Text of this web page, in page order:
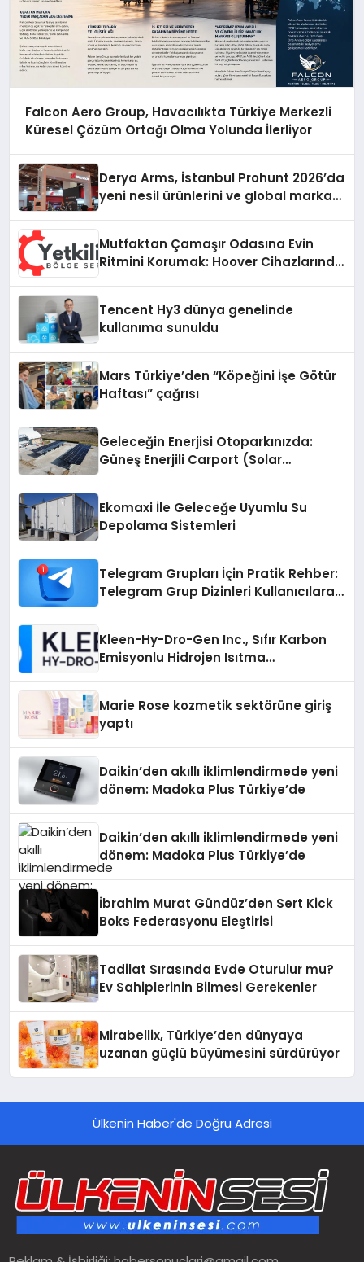
Falcon Aero Group, Havacılıkta Türkiye Merkezli
Küresel Çözüm Ortağı Olma Yolunda İlerliyor
Derya Arms, İstanbul Prohunt 2026’da
yeni nesil ürünlerini ve global marka
Mutfaktan Çamaşır Odasına Evin
Ritmini Korumak: Hoover Cihazlarında
Tencent Hy3 dünya genelinde
kullanıma sunuldu
Mars Türkiye’den “Köpeğini İşe Götür
Haftası” çağrısı
Geleceğin Enerjisi Otoparkınızda:
Güneş Enerjili Carport (Solar
Ekomaxi İle Geleceğe Uyumlu Su
Depolama Sistemleri
Telegram Grupları İçin Pratik Rehber:
Telegram Grup Dizinleri Kullanıcılara
Kleen-Hy-Dro-Gen Inc., Sıfır Karbon
Emisyonlu Hidrojen Isıtma
Marie Rose kozmetik sektörüne giriş
yaptı
Daikin’den akıllı iklimlendirmede yeni
dönem: Madoka Plus Türkiye’de
Daikin’den akıllı iklimlendirmede yeni
dönem: Madoka Plus Türkiye’de
İbrahim Murat Gündüz’den Sert Kick
Boks Federasyonu Eleştirisi
Tadilat Sırasında Evde Oturulur mu?
Ev Sahiplerinin Bilmesi Gerekenler
Mirabellix, Türkiye’den dünyaya
uzanan güçlü büyümesini sürdürüyor
Ülkenin Haber'de Doğru Adresi